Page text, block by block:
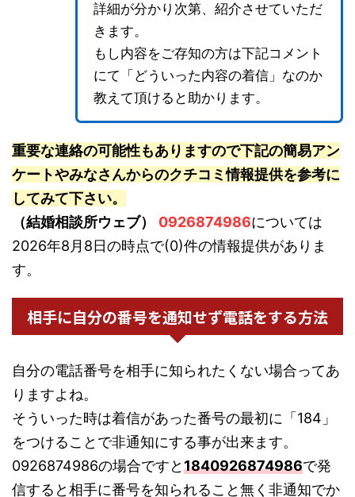
詳細が分かり次第、紹介させていただ
きます。
もし内容をご存知の方は下記コメント
にて「どういった内容の着信」なのか
教えて頂けると助かります。
重要な連絡の可能性もありますので下記の簡易アン
ケートやみなさんからのクチコミ情報提供を参考に
してみて下さい。
（結婚相談所ウェブ）
0926874986については
2026年8月8日の時点で(0)件の情報提供がありま
す。
相手に自分の番号を通知せず電話をする方法
自分の電話番号を相手に知られたくない場合ってあ
りますよね。
そういった時は着信があった番号の最初に「184」
をつけることで非通知にする事が出来ます。
0926874986の場合ですと1840926874986で発
信すると相手に番号を知られること無く非通知でか